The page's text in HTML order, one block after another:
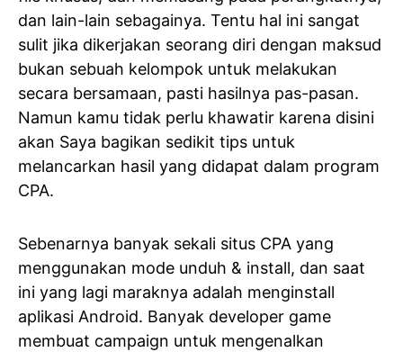
dan lain-lain sebagainya. Tentu hal ini sangat
sulit jika dikerjakan seorang diri dengan maksud
bukan sebuah kelompok untuk melakukan
secara bersamaan, pasti hasilnya pas-pasan.
Namun kamu tidak perlu khawatir karena disini
akan Saya bagikan sedikit tips untuk
melancarkan hasil yang didapat dalam program
CPA.
Sebenarnya banyak sekali situs CPA yang
menggunakan mode unduh & install, dan saat
ini yang lagi maraknya adalah menginstall
aplikasi Android. Banyak developer game
membuat campaign untuk mengenalkan